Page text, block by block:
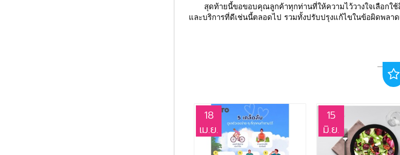
สุดท้ายนี้ขอขอบคุณลูกค้าทุกท่านที่ให้ความไว้วางใจเลือกใ
และบริการที่ดีเช่นนี้ตลอดไป รวมทั้งปรับปรุงแก้ไขในข้อผิดพลา
18
เม.ย.
15
มิ.ย.